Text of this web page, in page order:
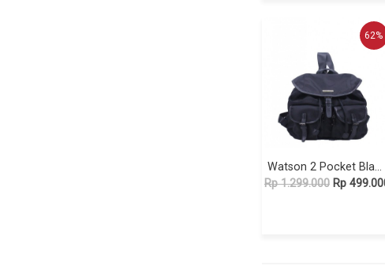
62%
Watson 2 Pocket Black
Rp 1.299.000Rp